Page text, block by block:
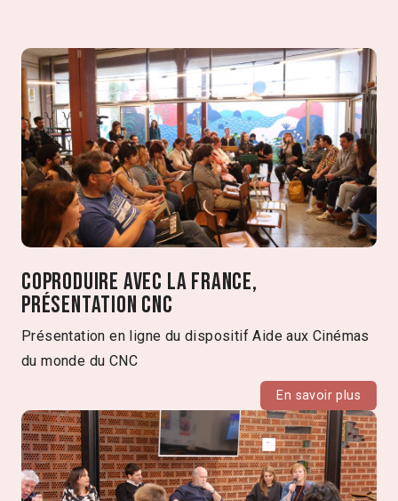
Coproduire avec la France,
présentation CNC
Présentation en ligne du dispositif Aide aux Cinémas
du monde du CNC
En savoir plus